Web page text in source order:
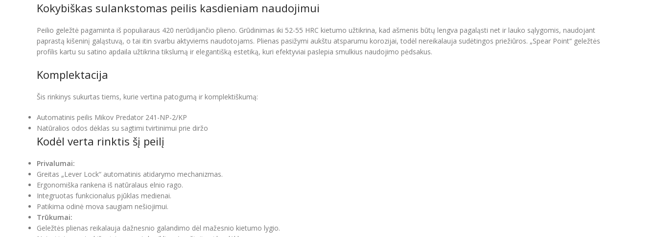
Kokybiškas sulankstomas peilis kasdieniam naudojimui
Peilio geležtė pagaminta iš populiaraus 420 nerūdijančio plieno. Grūdinimas iki 52-55 HRC kietumo užtikrina, kad ašmenis būtų lengva pagaląsti net ir lauko sąlygomis, naudojant
paprastą kišeninį galąstuvą, o tai itin svarbu aktyviems naudotojams. Plienas pasižymi aukštu atsparumu korozijai, todėl nereikalauja sudėtingos priežiūros. „Spear Point“ geležtės
profilis kartu su satino apdaila užtikrina tikslumą ir elegantišką estetiką, kuri efektyviai paslepia smulkius naudojimo pėdsakus.
Komplektacija
Šis rinkinys sukurtas tiems, kurie vertina patogumą ir komplektiškumą:
Automatinis peilis Mikov Predator 241-NP-2/KP
Natūralios odos dėklas su sagtimi tvirtinimui prie diržo
Kodėl verta rinktis šį peilį
Privalumai:
Greitas „Lever Lock“ automatinis atidarymo mechanizmas.
Ergonomiška rankena iš natūralaus elnio rago.
Integruotas funkcionalus pjūklas medienai.
Patikima odinė mova saugiam nešiojimui.
Trūkumai:
Geležtės plienas reikalauja dažnesnio galandimo dėl mažesnio kietumo lygio.